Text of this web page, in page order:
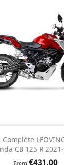
Complète
CB 125 R
From Price
€431.00